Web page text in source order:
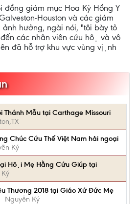
đồng giám mục Hoa Kỳ Hồng Y
Houston và các giám
ảnh hưởng, ngài nói, "tôi bày tỏ
các nhân viên cứu hộ và vô
đã hỗ trợ khu vực vùng vị̣nh
Thánh Mẫu tại Carthage Missouri
Chúc Cứu Thế Việt Nam hải ngoại
Ký
Hội Mẹ Hằng Cứu Giúp tại
Thương 2018 tại Giáo Xứ Đức Mẹ
Nguyễn Ký